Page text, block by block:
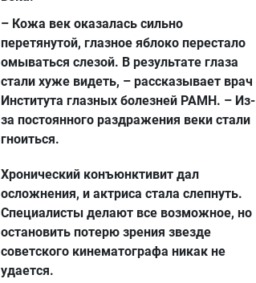
– Кожа век оказалась сильно
перетянутой, глазное яблоко перестало
омываться слезой. В результате глаза
стали хуже видеть, – рассказывает врач
Института глазных болезней РАМН. – Из-
за постоянного раздражения веки стали
гноиться.
Хронический конъюнктивит дал
осложнения, и актриса стала слепнуть.
Специалисты делают все возможное, но
остановить потерю зрения звезде
советского кинематографа никак не
удается.